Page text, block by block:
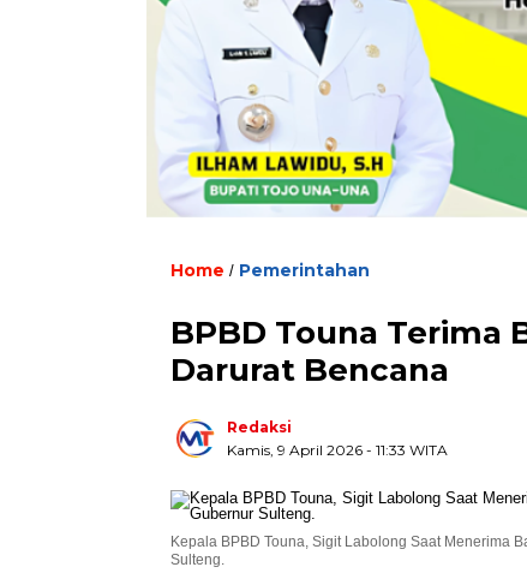
Home / Pemerintahan
BPBD Touna Terima
Darurat Bencana
Redaksi
Kamis, 9 April 2026 - 11:33 WITA
Kepala BPBD Touna, Sigit Labolong Saat Menerima
Sulteng.